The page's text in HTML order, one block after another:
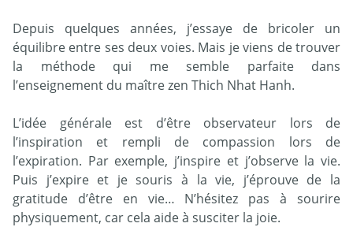
Depuis quelques années, j’essaye de bricoler un
équilibre entre ses deux voies. Mais je viens de trouver
la méthode qui me semble parfaite dans
l’enseignement du maître zen Thich Nhat Hanh.
L’idée générale est d’être observateur lors de
l’inspiration et rempli de compassion lors de
l’expiration. Par exemple, j’inspire et j’observe la vie.
Puis j’expire et je souris à la vie, j’éprouve de la
gratitude d’être en vie… N’hésitez pas à sourire
physiquement, car cela aide à susciter la joie.